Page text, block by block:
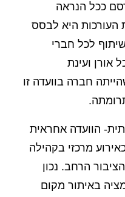
ככל הנראה
היא לבסס
לכל חברי
אורן ועינת
חברה בוועדה זו
הוועדה אחראית
מרכזי בקהילה
הרחב. נכון
באיתור מקום